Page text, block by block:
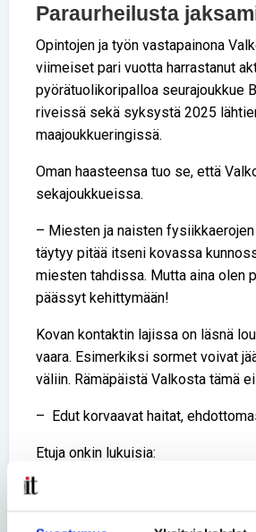
Paraurheilusta
Opintojen ja työn vastapainona
viimeiset pari vuotta harrastanut
pyörätuolikoripalloa seurajoukkue
riveissä sekä syksystä 2025
maajoukkueringissä.
Oman haasteensa tuo se, että
sekajoukkueissa.
– Miesten ja naisten fysiikkaerojen
täytyy pitää itseni kovassa
miesten tahdissa. Mutta aina olen
päässyt kehittymään!
Kovan kontaktin lajissa on läsnä
vaara. Esimerkiksi sormet voivat
väliin. Rämäpäistä Valkosta tämä
– Edut korvaavat haitat,
Etuja onkin lukuisia:
– Ilman tätä harrastusta